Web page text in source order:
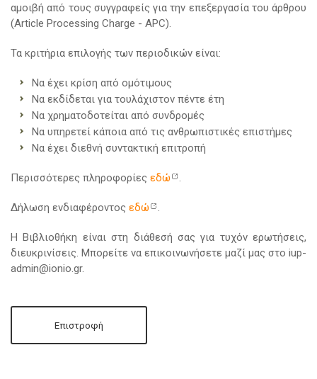
αμοιβή από τους συγγραφείς για την επεξεργασία του άρθρου
(Article Processing Charge - APC).
Τα κριτήρια επιλογής των περιοδικών είναι:
Να έχει κρίση από ομότιμους
Να εκδίδεται για τουλάχιστον πέντε έτη
Να χρηματοδοτείται από συνδρομές
Να υπηρετεί κάποια από τις ανθρωπιστικές επιστήμες
Να έχει διεθνή συντακτική επιτροπή
Περισσότερες πληροφορίες εδώ .
Δήλωση ενδιαφέροντος εδώ .
Η Βιβλιοθήκη είναι στη διάθεσή σας για τυχόν ερωτήσεις,
διευκρινίσεις. Μπορείτε να επικοινωνήσετε μαζί μας στο iup-
admin@ionio.gr.
Επιστροφή